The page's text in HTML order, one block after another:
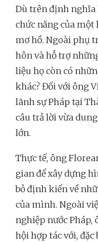
Dù trên định nghĩa
chức năng của một
mơ hồ. Ngoài phụ
hôn và hỗ trợ
liệu họ còn có
khác? Đối với ông
lãnh sự Pháp tại
câu trả lời vừa
lớn.
Thực tế, ông
gian để xây dựng
bỏ định kiến về
của mình. Ngoài
nghiệp nước Pháp,
hội hợp tác với, đặc